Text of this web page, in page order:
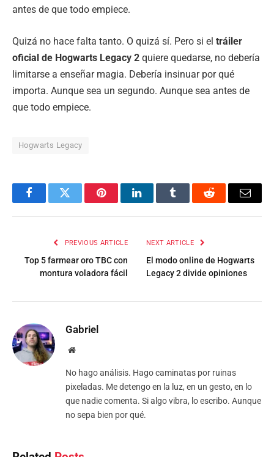
antes de que todo empiece.
Quizá no hace falta tanto. O quizá sí. Pero si el tráiler
oficial de Hogwarts Legacy 2 quiere quedarse, no debería
limitarse a enseñar magia. Debería insinuar por qué
importa. Aunque sea un segundo. Aunque sea antes de
que todo empiece.
Hogwarts Legacy
FacebookTwitter PinterestLinkedInTumblr Reddit Email
PREVIOUS ARTICLE
Top 5 farmear oro TBC con
montura voladora fácil
NEXT ARTICLE
El modo online de Hogwarts
Legacy 2 divide opiniones
Gabriel
Website
No hago análisis. Hago caminatas por ruinas
pixeladas. Me detengo en la luz, en un gesto, en lo
que nadie comenta. Si algo vibra, lo escribo. Aunque
no sepa bien por qué.